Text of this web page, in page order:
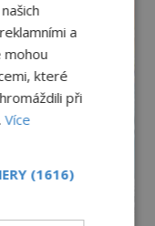
a
mohou
které
při
Více
(1616)